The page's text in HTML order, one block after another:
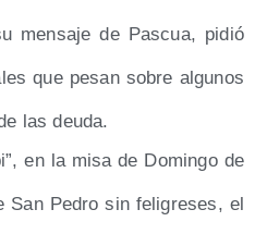
men­sa­je de Pas­cua, pidió
que pesan sobre algu­nos
las deuda.
en la misa de Domin­go de
Pedro sin feli­gre­ses, el